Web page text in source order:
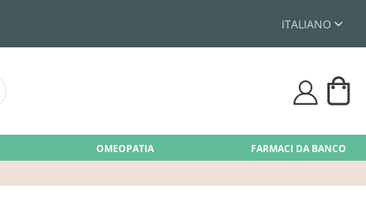
ITALIANO
user
OMEOPATIA FARMACI DA BANCO